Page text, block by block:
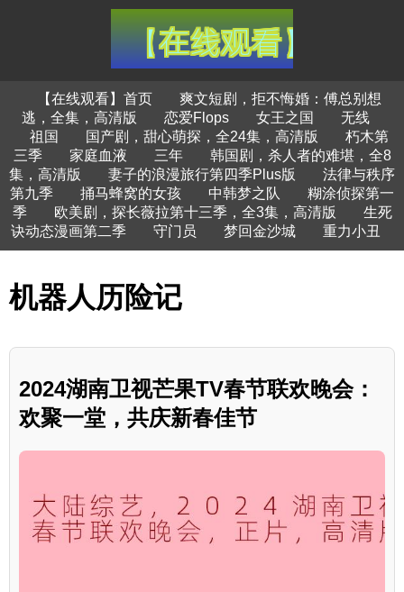
【在线观看】首页
爽文短剧，拒不悔婚：傅总别想
逃，全集，高清版
恋爱Flops 女王之国
无线
祖国
国产剧，甜心萌探，全24集，高清版
朽木第
三季
家庭血液 三年
韩国剧，杀人者的难堪，全8
集，高清版
妻子的浪漫旅行第四季Plus版
法律与秩序
第九季
捅马蜂窝的女孩 中韩梦之队
糊涂侦探第一
季
欧美剧，探长薇拉第十三季，全3集，高清版
生死
诀动态漫画第二季
守门员 梦回金沙城 重力小丑
机器人历险记
2024湖南卫视芒果TV春节联欢晚会：
欢聚一堂，共庆新春佳节